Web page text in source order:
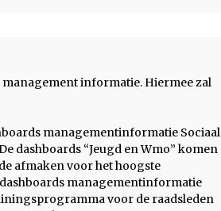
informatie. Hiermee zal
managementinformatie Sociaal
dashboards “Jeugd en Wmo” komen
afmaken voor het hoogste
managementinformatie
voor de raadsleden